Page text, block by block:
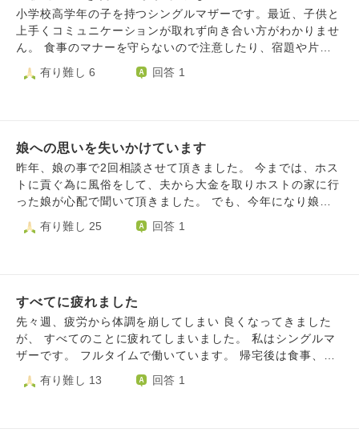
毎日こんなにも眠れてなくて、体調が思うように整えられな
くて、子供のことは守らないといけなくて、頭がおかしくな
りそうなんです。 寝たいのに寝れないと泣き喚いても夫は
もしたくありません。 育児放棄して3日が経ちます。 (子供
きるようになるでしょうか。 私はただ、こんな状態の私を
かわいそうに思ってほしいだけなんです。
小学校高学年の子を持つシングルマザーです。最近、子供と
上手くコミュニケーションが取れず向き合い方がわかりませ
ん。 食事のマナーを守らないので注意したり、宿題や片付
けをやらないので、指摘すると口汚い言葉で罵ってきて聞く
耳をもちません。 理不尽な事を言われて反論するならわか
気にくわない事があると足をダンダンと強く打ち付けたり蹴
ってきたりします。 どうしたら落ち着いて話を聞いてもら
えるようになるでしょうか。 また、このような場合根気強
く注意するべきなのか何も言わず見守るべきなのかどちらが
てしてる訳ではないですが、私が注意をすると同居している
ナーを正しているつもりでしたが、その認識すら誤っている
のでしょうか。
有り難し 6 回答 1
娘への思いを失いかけています
昨年、娘の事で2回相談させて頂きました。 今までは、ホス
トに貢ぐ為に風俗をして、夫から大金を取りホストの家に行
った娘が心配で聞いて頂きました。 でも、今年になり娘へ
の思いが失いかけてます。すぐにまた心配になる、と思って
いたのになりません。 今、娘に対してどの様に接していい
しないのか、考えると情けないです。そう考え始めると、以
前のように、元気？どうしてる？と気軽に連絡できません。
娘のした事を受けとめないといけない、とわかっています。
どのように気持ちを持って行けばいいですか？ 元気で、生
やはり綺麗事で、周りを見ると私達だけ普通ではない、と思
有り難し 25 回答 1
すべてに疲れました
先々週、疲労から体調を崩してしまい 良くなってきました
が、 すべてのことに疲れてしまいました。 私はシングルマ
ザーです。 フルタイムで働いています。 帰宅後は食事、子
供の入浴、寝かしつけ、片付け、洗濯、座る時間がないで
す。 仕事も嫌なことも多く、それでも何でもないように振
有り難し 13 回答 1